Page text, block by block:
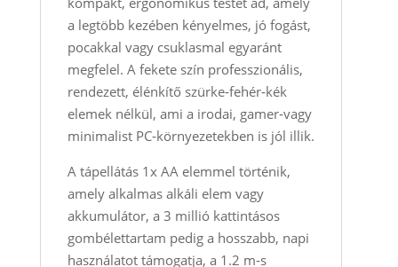
a legtöbb kezében kényelmes, jó fogást,
pocakkal vagy csuklasmal egyaránt
megfelel. A fekete szín professzionális,
rendezett, élénkítő szürke‑fehér‑kék
elemek nélkül, ami a irodai, gamer‑vagy
minimalist PC‑környezetekben is jól illik.
A tápellátás 1x AA elemmel történik,
amely alkalmas alkáli elem vagy
akkumulátor, a 3 millió kattintásos
gombélettartam pedig a hosszabb, napi
használatot támogatja, a 1.2 m‑s